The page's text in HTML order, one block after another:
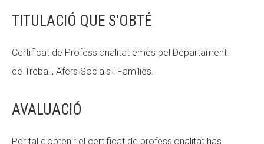
TITULACIÓ QUE S'OBTÉ
Certificat de Professionalitat emès pel Departament
de Treball, Afers Socials i Famílies.
AVALUACIÓ
Per tal d’obtenir el certificat de professionalitat has